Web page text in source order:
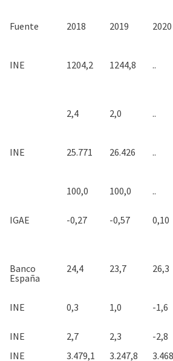
Fuente 2018 2019
INE 1204,2 1244,8 ..
2,4 2,0 ..
INE 25.771 26.426 ..
100,0 100,0 ..
IGAE -0,27 -0,57 0,10
Banco
España
24,4 23,7 26,3
INE 0,3 1,0 -1,6
INE 2,7 2,3
-2,8
INE 3.479,1 3.247,8